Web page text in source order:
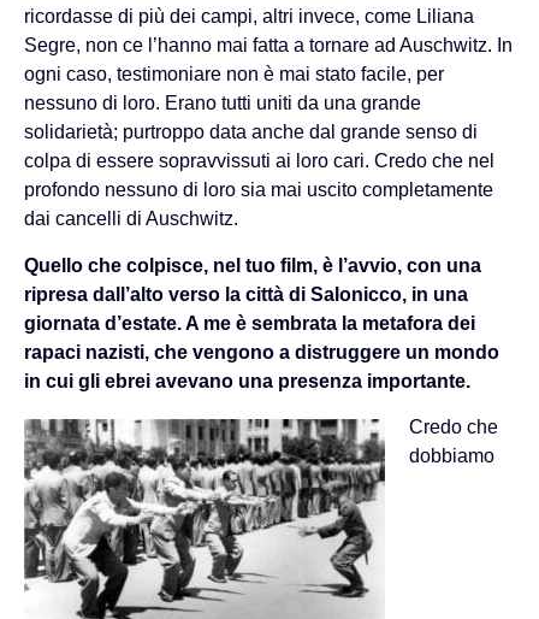
ricordasse di più dei campi, altri invece, come Liliana
Segre, non ce l’hanno mai fatta a tornare ad Auschwitz. In
ogni caso, testimoniare non è mai stato facile, per
nessuno di loro. Erano tutti uniti da una grande
solidarietà; purtroppo data anche dal grande senso di
colpa di essere sopravvissuti ai loro cari. Credo che nel
profondo nessuno di loro sia mai uscito completamente
dai cancelli di Auschwitz.
Quello che colpisce, nel tuo film, è l’avvio, con una
ripresa dall’alto verso la città di Salonicco, in una
giornata d’estate. A me è sembrata la metafora dei
rapaci nazisti, che vengono a distruggere un mondo
in cui gli ebrei avevano una presenza importante.
Credo che
dobbiamo